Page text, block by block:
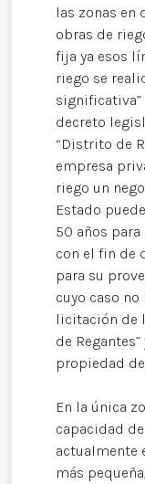
las zonas en
obras de
fija ya esos
riego se
decreto
“Distrito de
empresa
riego un
Estado
50 años para
con el fin de
para su
cuyo caso
licitación de
de
propiedad
En la única
capacidad
actualmente
más